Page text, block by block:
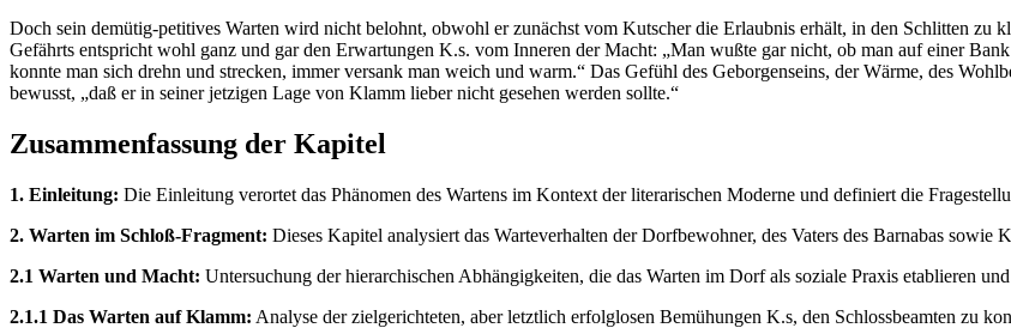
Doch sein demütig-petitives Warten wird nicht belohnt, obwohl er zunächst vom Kutscher die Erlaubnis erhält, in den Schlitten zu
Gefährts entspricht wohl ganz und gar den Erwartungen K.s. vom Inneren der Macht: „Man wußte gar nicht, ob man auf einer
konnte man sich drehn und strecken, immer versank man weich und warm.“ Das Gefühl des Geborgenseins, der Wärme, des
bewusst, „daß er in seiner jetzigen Lage von Klamm lieber nicht gesehen werden sollte.“
Zusammenfassung der Kapitel
1. Einleitung: Die Einleitung verortet das Phänomen des Wartens im Kontext der literarischen Moderne und definiert die
2. Warten im Schloß-Fragment: Dieses Kapitel analysiert das Warteverhalten der Dorfbewohner, des Vaters des Barnabas
2.1 Warten und Macht: Untersuchung der hierarchischen Abhängigkeiten, die das Warten im Dorf als soziale Praxis etablieren
2.1.1 Das Warten auf Klamm: Analyse der zielgerichteten, aber letztlich erfolglosen Bemühungen K.s, den Schlossbeamten zu